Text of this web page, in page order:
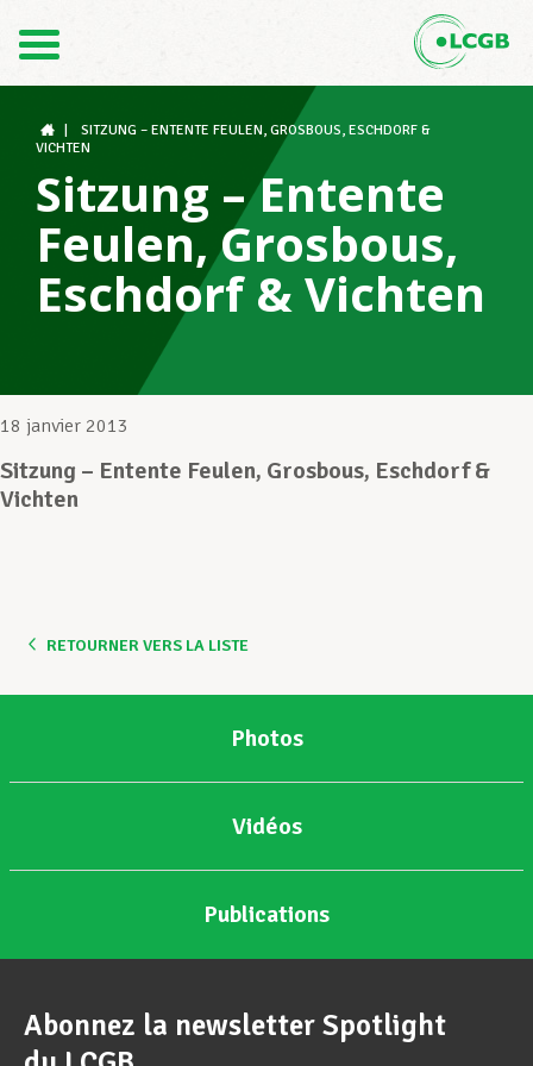
DE
Le LCGB
Structures syndicales
Assistance au Travail
Devenir Membre
Actualités
SITZUNG – ENTENTE FEULEN, GROSBOUS, ESCHDORF &
VICHTEN
Sitzung – Entente
Feulen, Grosbous,
Eschdorf & Vichten
18 janvier 2013
Sitzung – Entente Feulen, Grosbous, Eschdorf &
Vichten
RETOURNER VERS LA LISTE
Photos
Vidéos
Publications
Abonnez la newsletter Spotlight